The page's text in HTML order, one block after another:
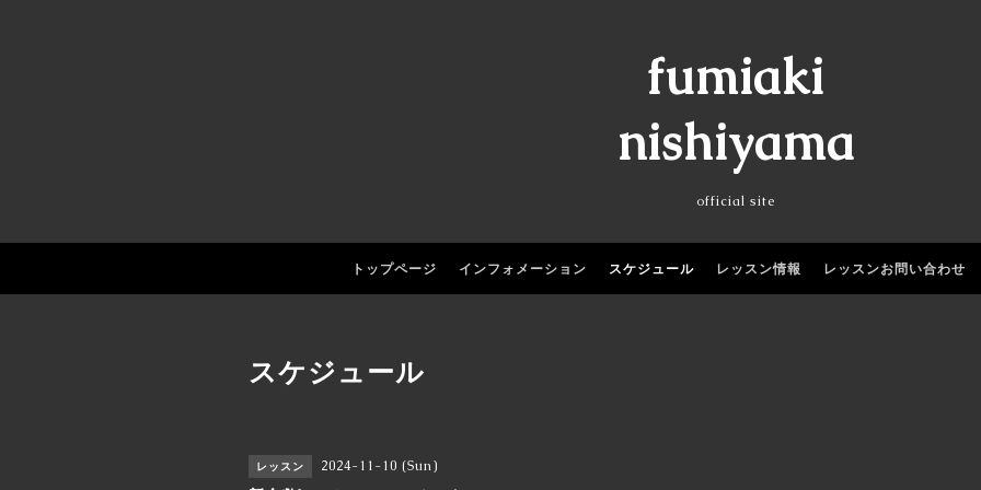
fumiaki
nishiyama
official site
トップページ インフォメーション スケジュール レッスン情報 レッスンお問い合わせ
スケジュール
レッスン 2024-11-10 (Sun)